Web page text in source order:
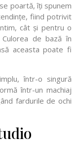
poartă, îți spunem
fiind potrivit
cât și pentru o
de bază în
aceasta poate fi
într-o singură
într-un machiaj
fardurile de ochi